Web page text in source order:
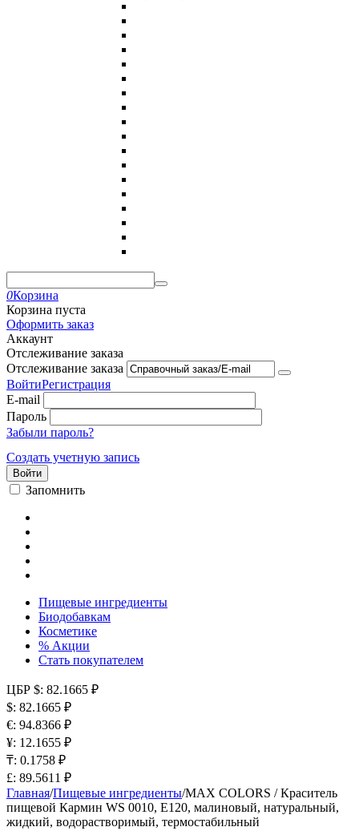
0Корзина
Корзина пуста
Оформить заказ
Аккаунт
Отслеживание заказа
Отслеживание заказа
ВойтиРегистрация
E-mail
Пароль
Забыли пароль?
Создать учетную запись
Войти
Запомнить
Пищевые ингредиенты
Биодобавкам
Косметике
% Акции
Стать покупателем
ЦБР $: 82.1665 ₽
$: 82.1665 ₽
€: 94.8366 ₽
¥: 12.1655 ₽
₸: 0.1758 ₽
£: 89.5611 ₽
Главная/Пищевые ингредиенты/MAX COLORS / Краситель
пищевой Кармин WS 0010, Е120, малиновый, натуральный,
жидкий, водорастворимый, термостабильный